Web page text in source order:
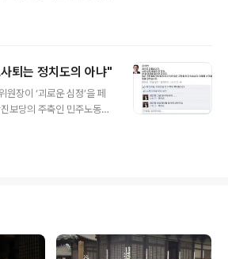
모르겠지만 잘 된 걸까요?
행히 손석형 후보의 공천이
단을 기대해봅니다.” 저로
름다운 모습을 기대했으나
다. 이는 결국 손 전 의원이
퇴는 정치도의 아냐"
장이 ‘괴로운 심정’을 페
보당의 주축인 민주노동당
는 내용이었습니다. 물론
단 중도사퇴가 잘못되었다
원장은 창원 갑 지역구에 후
도 합니다. 때문에 창원시
있었던 듯싶습니다. 따라서